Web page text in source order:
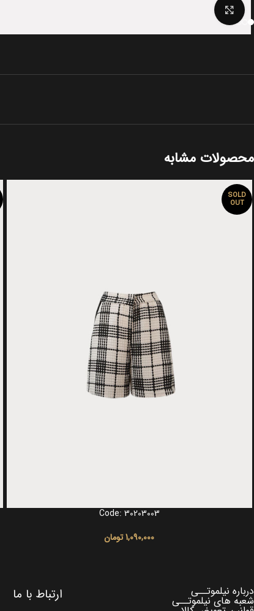
محصولات مشابه
SOLD
OUT
Code: 30203003
1,090,000تومان
درباره نیلموتــی
شعبه های نیلموتــی ارتباط با ما